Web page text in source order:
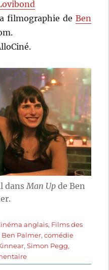
filmographie de Ben
dansMan Upde Ben
anglais, Films des
Ben Palmer,comédie
,Simon Pegg,
sur
Man